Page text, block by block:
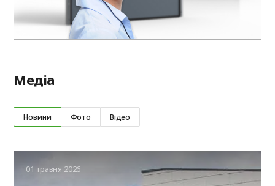
Медіа
Новини Фото Відео
01 травня 2026